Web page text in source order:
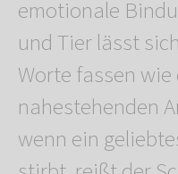
emotionale
und Tier lässt
Worte fassen
nahestehenden
wenn ein